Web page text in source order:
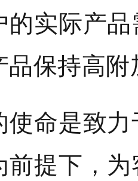
的实际产
品保持高
使命是致
前提下，